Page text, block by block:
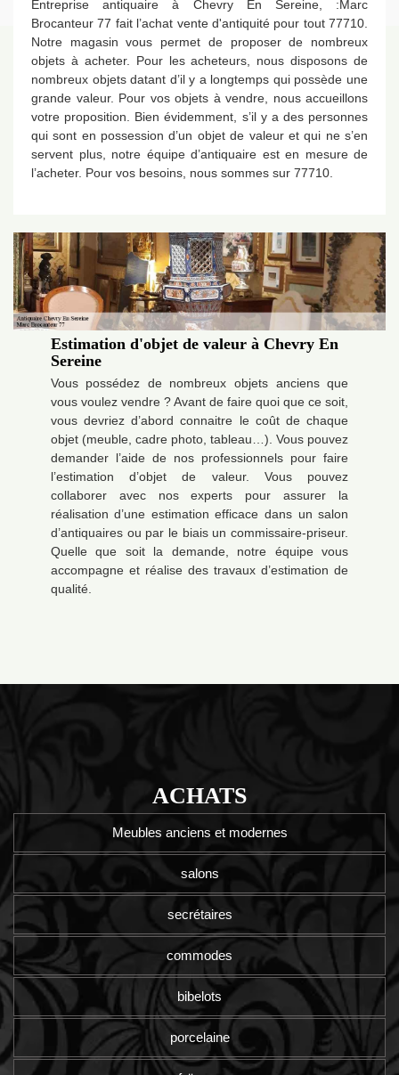
Entreprise antiquaire à Chevry En Sereine, :Marc
Brocanteur 77 fait l’achat vente d'antiquité pour tout 77710.
Notre magasin vous permet de proposer de nombreux
objets à acheter. Pour les acheteurs, nous disposons de
nombreux objets datant d’il y a longtemps qui possède une
grande valeur. Pour vos objets à vendre, nous accueillons
votre proposition. Bien évidemment, s’il y a des personnes
qui sont en possession d’un objet de valeur et qui ne s’en
servent plus, notre équipe d’antiquaire est en mesure de
l’acheter. Pour vos besoins, nous sommes sur 77710.
Estimation d'objet de valeur à Chevry En
Sereine
Vous possédez de nombreux objets anciens que
vous voulez vendre ? Avant de faire quoi que ce soit,
vous devriez d’abord connaitre le coût de chaque
objet (meuble, cadre photo, tableau…). Vous pouvez
demander l’aide de nos professionnels pour faire
l’estimation d’objet de valeur. Vous pouvez
collaborer avec nos experts pour assurer la
réalisation d’une estimation efficace dans un salon
d’antiquaires ou par le biais un commissaire-priseur.
Quelle que soit la demande, notre équipe vous
accompagne et réalise des travaux d’estimation de
qualité.
ACHATS
Meubles anciens et modernes
salons
secrétaires
commodes
bibelots
porcelaine